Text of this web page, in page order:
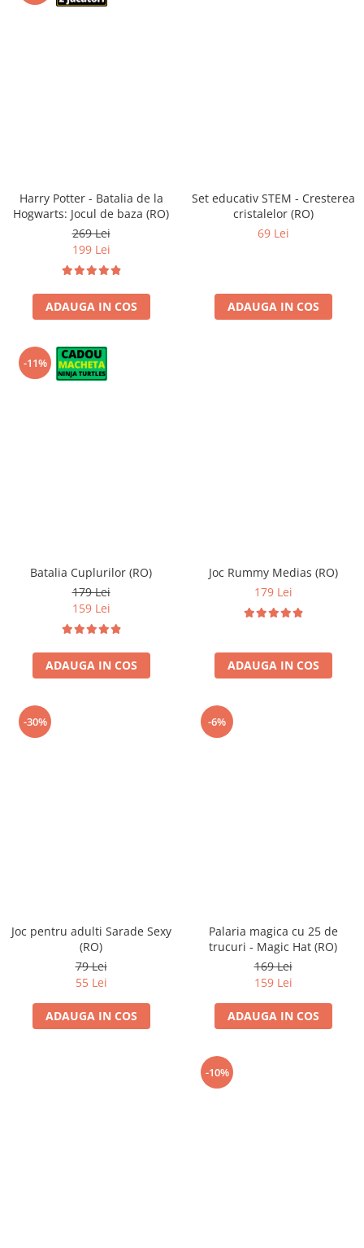
Harry Potter - Batalia de la
Hogwarts: Jocul de baza (RO)
269 Lei
199 Lei
ADAUGA IN COS
Set educativ STEM - Cresterea
cristalelor (RO)
69 Lei
ADAUGA IN COS
-11%
Batalia Cuplurilor (RO)
179 Lei
159 Lei
ADAUGA IN COS
Joc Rummy Medias (RO)
179 Lei
ADAUGA IN COS
-30%
Joc pentru adulti Sarade Sexy
(RO)
79 Lei
55 Lei
ADAUGA IN COS
-6%
Palaria magica cu 25 de
trucuri - Magic Hat (RO)
169 Lei
159 Lei
ADAUGA IN COS
-10%